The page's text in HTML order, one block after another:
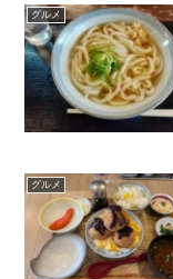
グルメ
グルメ